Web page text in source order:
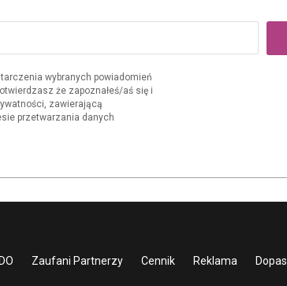
wybranych powiadomień
że zapoznałeś/aś się i
zawierającą
przetwarzania danych
Zaufani Partnerzy Cennik Reklama